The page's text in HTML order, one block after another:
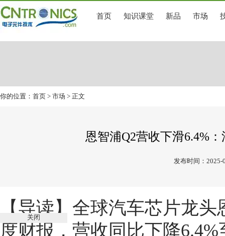
首页 知识课堂 新品 市场
你的位置： 首页 > 市场 > 正文
恩智浦Q2营收下滑6.4%
发布时间：2025-
【导读】 全球汽车芯片龙头
度财报，营收同比下降
关闭